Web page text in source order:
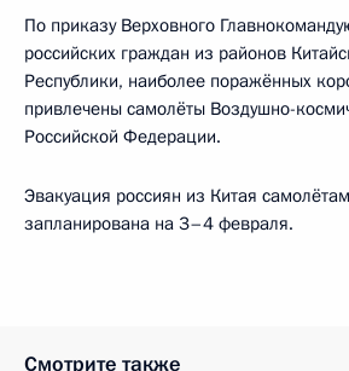
По приказу Верховного
российских граждан из районов
Республики, наиболее поражённых
привлечены самолёты Воздушно-
Российской Федерации.
Эвакуация россиян из Китая
запланирована на 3–4 февраля.
Смотрите также